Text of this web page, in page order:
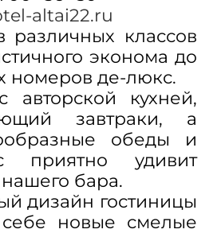
altai22.ru
различных классов
эконома до
номеров де-люкс.
авторской кухней,
завтраки, а
обеды и
приятно удивит
бара.
дизайн гостиницы
новые смелые